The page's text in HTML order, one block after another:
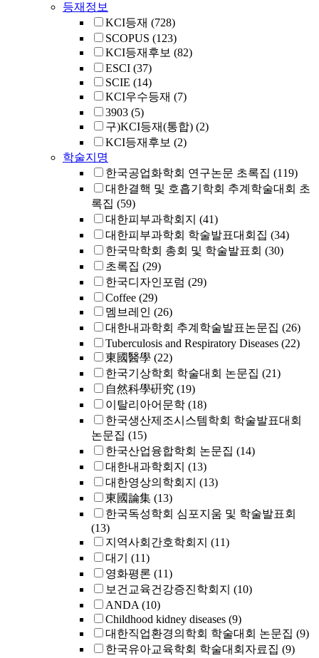
등재정보
KCI등재 (728)
SCOPUS (123)
KCI등재후보 (82)
ESCI (37)
SCIE (14)
KCI우수등재 (7)
3903 (5)
구)KCI등재(통합) (2)
KCI등재후보 (2)
학술지명
한국공업화학회 연구논문 초록집 (119)
대한결핵 및 호흡기학회 추계학술대회 초
록집 (59)
대한피부과학회지 (41)
대한피부과학회 학술발표대회집 (34)
한국막학회 총회 및 학술발표회 (30)
초록집 (29)
한국디자인포럼 (29)
Coffee (29)
멤브레인 (26)
대한내과학회 추계학술발표논문집 (26)
Tuberculosis and Respiratory Diseases (22)
東國醫學 (22)
한국기상학회 학술대회 논문집 (21)
自然科學硏究 (19)
이탈리아어문학 (18)
한국생산제조시스템학회 학술발표대회
논문집 (15)
한국산업융합학회 논문집 (14)
대한내과학회지 (13)
대한영상의학회지 (13)
東國論集 (13)
한국독성학회 심포지움 및 학술발표회
(13)
지역사회간호학회지 (11)
대기
(11)
영화평론 (11)
보건교육건강증진학회지 (10)
ANDA (10)
Childhood kidney diseases (9)
대한직업환경의학회 학술대회 논문집 (9)
한국유아교육학회 학술대회자료집 (9)